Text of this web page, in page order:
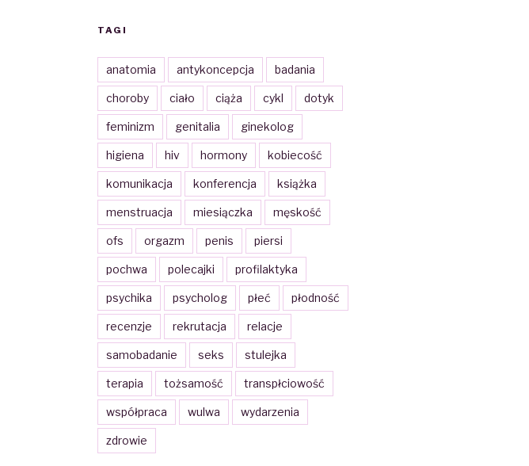
TAGI
anatomia antykoncepcja badania
choroby ciało ciąża cykl dotyk
feminizm genitalia ginekolog
higiena hiv hormony kobiecość
komunikacja konferencja książka
menstruacja miesiączka męskość
ofs orgazm penis piersi
pochwa polecajki profilaktyka
psychika psycholog płeć płodność
recenzje rekrutacja relacje
samobadanie seks stulejka
terapia tożsamość transpłciowość
współpraca wulwa wydarzenia
zdrowie